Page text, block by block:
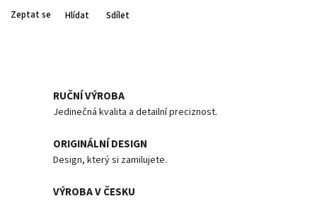
Zeptat se Hlídat Sdílet
RUČNÍ VÝROBA
Jedinečná kvalita a detailní preciznost.
ORIGINÁLNÍ DESIGN
Design, který si zamilujete.
VÝROBA V ČESKU